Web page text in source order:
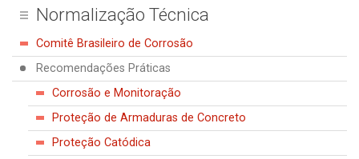
A
p
e
r
d
I
Normalização Técnica
Comitê Brasileiro de Corrosão
Recomendações Práticas
Corrosão e Monitoração
Proteção de Armaduras de Concreto
Proteção Catódica